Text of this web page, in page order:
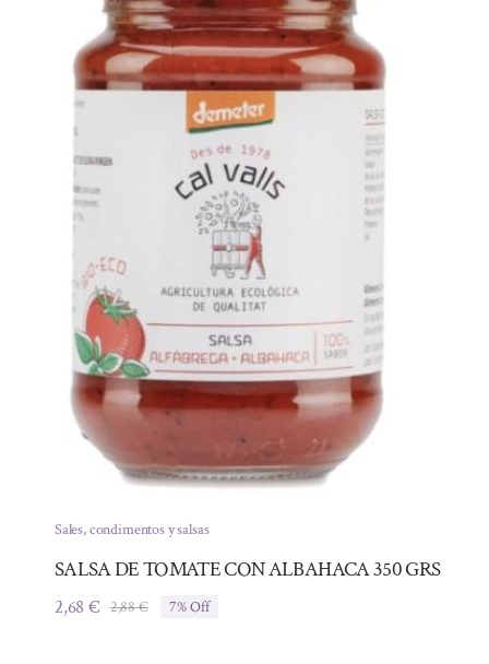
Sales, condimentos y salsas
SALSA DE TOMATE CON ALBAHACA 350 GRS
2,88€El
2,68€
El
7% Off